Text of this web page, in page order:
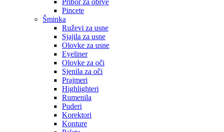
Pincete
Šminka
Ruževi za usne
Sjajila za usne
Olovke za usne
Eyeliner
Olovke za oči
Sjenila za oči
Prajmeri
Highlighteri
Rumenila
Puderi
Korektori
Konture